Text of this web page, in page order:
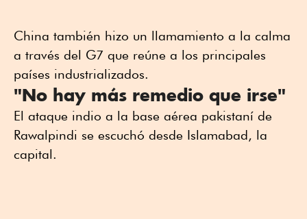
China también hizo un llamamiento a la calma
a través del G7 que reúne a los principales
países industrializados.
"No hay más remedio que irse"
El ataque indio a la base aérea pakistaní de
Rawalpindi se escuchó desde Islamabad, la
capital.